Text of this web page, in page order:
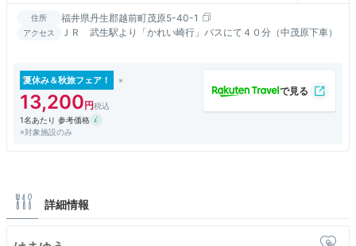
住所 福井県丹生郡越前町茂原5-40-1
アクセス ＪＲ 武生駅より「かれい崎行」バスにて４０分（中茂原下車）
夏休み＆秋旅フェア！
13,200
1名あたり 参考価格
※対象施設のみ
詳細情報